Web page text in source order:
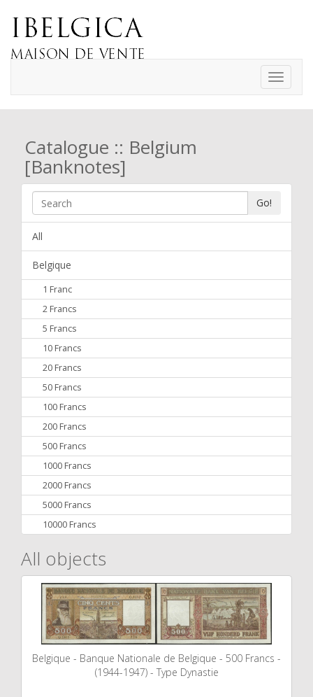
Toggle
Catalogue :: Belgium
[Banknotes]
Go!
All
Belgique
1 Franc
2 Francs
5 Francs
10 Francs
20 Francs
50 Francs
100 Francs
200 Francs
500 Francs
1000 Francs
2000 Francs
5000 Francs
10000 Francs
All objects
Belgique - Banque Nationale de Belgique - 500 Francs -
(1944-1947) - Type Dynastie